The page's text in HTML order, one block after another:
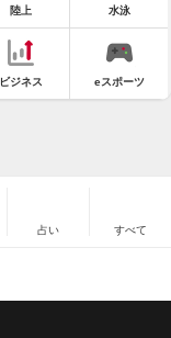
陸上 水泳
ビジネス eスポーツ
占い すべて